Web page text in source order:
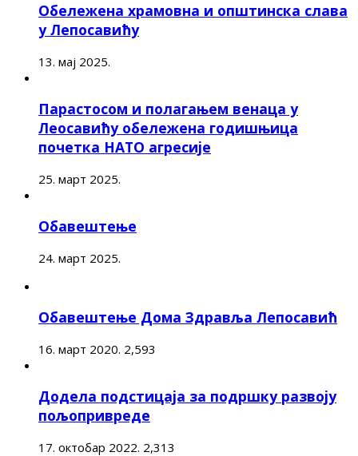
Обележена храмовна и општинска слава
у Лепосавићу
13. мај 2025.
Парастосом и полагањем венаца у
Леосавићу обележена годишњица
почетка НАТО агресије
25. март 2025.
Обавештење
24. март 2025.
Обавештење Дома Здравља Лепосавић
16. март 2020. 2,593
Додела подстицаја за подршку развоју
пољопривреде
17. октобар 2022. 2,313